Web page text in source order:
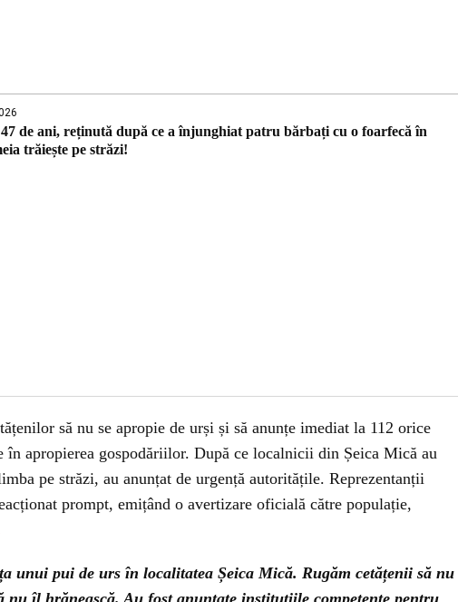
de ani, reținută după ce a înjunghiat patru bărbați cu o foarfecă în
trăiește pe străzi!
să nu se apropie de urși și să anunțe imediat la 112 orice
în apropierea gospodăriilor. După ce localnicii din Șeica Mică au
pe străzi, au anunțat de urgență autoritățile. Reprezentanții
prompt, emițând o avertizare oficială către populație,
unui pui de urs în localitatea Șeica Mică. Rugăm cetățenii să nu